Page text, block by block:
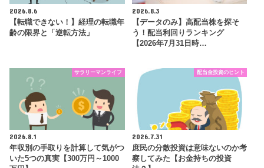
2026.8.6
【転職できない！】経理の転職年
齢の限界と「逆転方法」
2026.8.3
【データのみ】高配当株を探そ
う！配当利回りランキング
【2026年7月31日時…
サラリーマンライフ
2026.8.1
年収別の手取りを計算して気がつ
いた5つの真実【300万円～1000
配当金投資のヒント
2026.7.31
庶民の分散投資は意味ないのか考
察してみた【お金持ちの投資